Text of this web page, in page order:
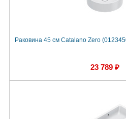
Раковина 45 см Catalano Zero
23 789 ₽